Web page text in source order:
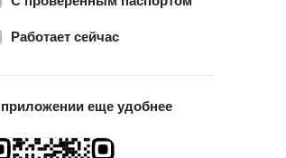
Работает сейчас
еще удобнее